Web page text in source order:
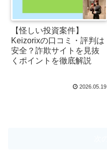
【怪しい投資案件】
Keizorixの口コミ・評判は
安全？詐欺サイトを見抜
くポイントを徹底解説
2026.05.19